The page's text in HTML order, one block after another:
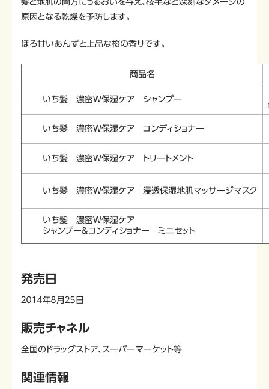
髪と地肌の両方にうるおいを与え、枝毛など深刻なダメージの
原因となる乾燥を予防します。
ほろ甘いあんずと上品な桜の香りです。
商品名
いち髪 濃密Ｗ保湿ケア シャンプー
いち髪 濃密Ｗ保湿ケア コンディショナー
いち髪 濃密Ｗ保湿ケア トリートメント
いち髪 濃密Ｗ保湿ケア 浸透保湿地肌マッサージマスク
いち髪 濃密Ｗ保湿ケア
シャンプー＆コンディショナー ミニセット
発売日
２０１４年８月２５日
販売チャネル
全国のドラッグストア、スーパーマーケット等
関連情報